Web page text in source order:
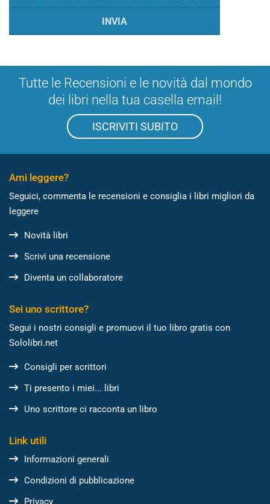
Tutte le Recensioni e le novità dal mondo
dei libri nella tua casella email!
ISCRIVITI SUBITO
Ami leggere?
Seguici, commenta le recensioni e consiglia i libri migliori da
leggere
Novità libri
Scrivi una recensione
Diventa un collaboratore
Sei uno scrittore?
Segui i nostri consigli e promuovi il tuo libro gratis con
Sololibri.net
Consigli per scrittori
Ti presento i miei... libri
Uno scrittore ci racconta un libro
Link utili
Informazioni generali
Condizioni di pubblicazione
Privacy